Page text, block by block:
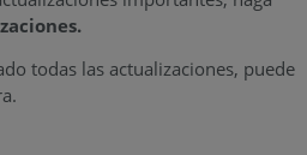
todas las actualizaciones, puede